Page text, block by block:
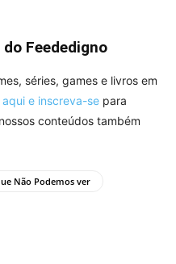
Feededigno
séries, games e livros em
aqui e inscreva-se para
conteúdos também
Não Podemos ver